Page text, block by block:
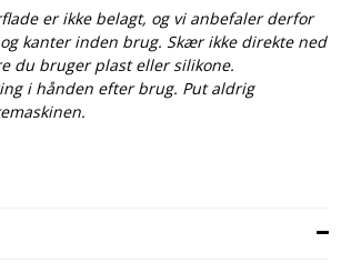
er ikke belagt, og vi anbefaler derfor
kanter inden brug. Skær ikke direkte ned
du bruger plast eller silikone.
i hånden efter brug. Put aldrig